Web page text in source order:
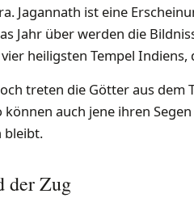
Jagannath ist eine
Jahr über werden die
heiligsten Tempel
treten die Götter aus dem
können auch jene ihren
bleibt.
der Zug